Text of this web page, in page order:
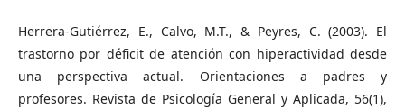
Herrera-Gutiérrez, E., Calvo, M.T., & Peyres, C. (2003). El
trastorno por déficit de atención con hiperactividad desde
una perspectiva actual. Orientaciones a padres y
profesores. Revista de Psicología General y Aplicada, 56(1),